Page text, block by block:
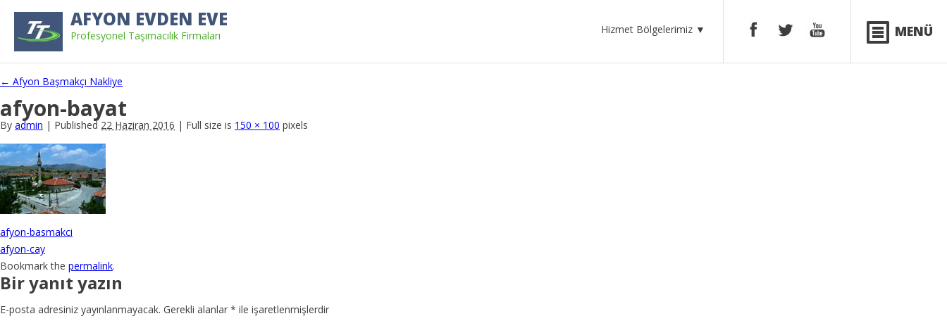
AFYON EVDEN EVE
Profesyonel Taşımacılık Firmaları Hizmet Bölgelerimiz ▼ MENÜ
← Afyon Başmakçı Nakliye
afyon-bayat
By admin | Published 22 Haziran 2016 | Full size is 150 × 100 pixels
afyon-basmakci
afyon-cay
Bookmark the permalink.
Bir yanıt yazın
E-posta adresiniz yayınlanmayacak. Gerekli alanlar * ile işaretlenmişlerdir